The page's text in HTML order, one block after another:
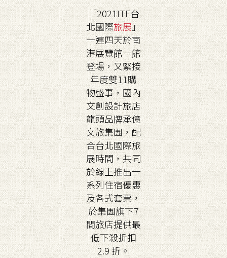
「2021ITF台
北國際旅展」
一連四天於南
港展覽館一館
登場，又緊接
年度雙11購
物盛事，國內
文創設計旅店
龍頭品牌承億
文旅集團，配
合台北國際旅
展時間，共同
於線上推出一
系列住宿優惠
及各式套票，
於集團旗下7
間旅店提供最
低下殺折扣
2.9 折。